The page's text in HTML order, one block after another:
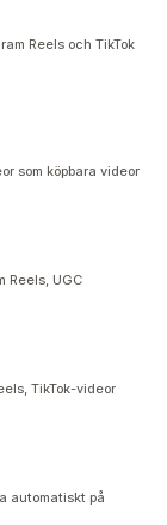
Reels och TikTok
som köpbara videor
Reels, UGC
TikTok-videor
automatiskt på